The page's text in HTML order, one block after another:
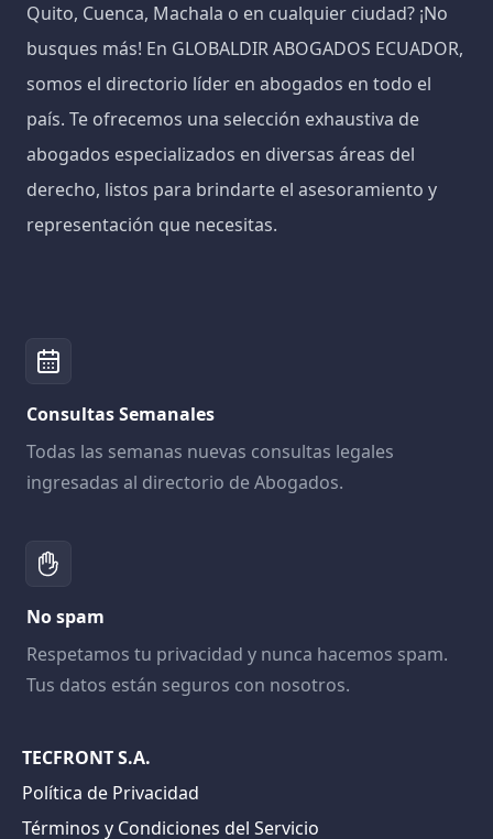
Quito, Cuenca, Machala o en cualquier ciudad? ¡No
busques más! En GLOBALDIR ABOGADOS ECUADOR,
somos el directorio líder en abogados en todo el
país. Te ofrecemos una selección exhaustiva de
abogados especializados en diversas áreas del
derecho, listos para brindarte el asesoramiento y
representación que necesitas.
Consultas Semanales
Todas las semanas nuevas consultas legales
ingresadas al directorio de Abogados.
No spam
Respetamos tu privacidad y nunca hacemos spam.
Tus datos están seguros con nosotros.
TECFRONT S.A.
Política de Privacidad
Términos y Condiciones del Servicio